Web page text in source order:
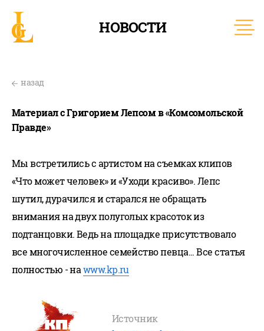
НОВОСТИ
назад
Материал с Григорием Лепсом в «Комсомольской
Правде»
Мы встретились с артистом на съемках клипов
«Что может человек» и «Уходи красиво». Лепс
шутил, дурачился и старался не обращать
внимания на двух полуголых красоток из
подтанцовки. Ведь на площадке присутствовало
все многочисленное семейство певца... Все статья
полностью - наwww.kp.ru
Источник